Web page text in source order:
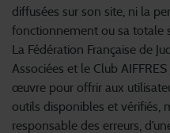
diffusées sur son site, ni la
fonctionnement ou sa totale
La Fédération Française de
Associées et le Club
œuvre pour offrir aux
outils disponibles et vérifiés,
responsable des erreurs,